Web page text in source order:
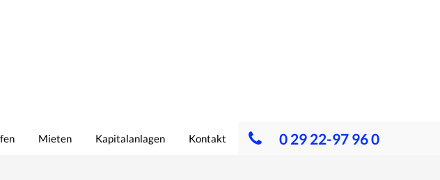
0 29 22-97 96 0
Mieten Kapitalanlagen Kontakt